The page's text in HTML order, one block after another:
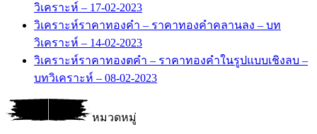
วิเคราะห์ – 17-02-2023
วิเคราะห์ราคาทองคำ – ราคาทองคำคลานลง – บท
วิเคราะห์ – 14-02-2023
วิเคราะห์ราคาทองตคำ – ราคาทองคำในรูปแบบเชิงลบ –
บทวิเคราะห์ – 08-02-2023
หมวดหมู่